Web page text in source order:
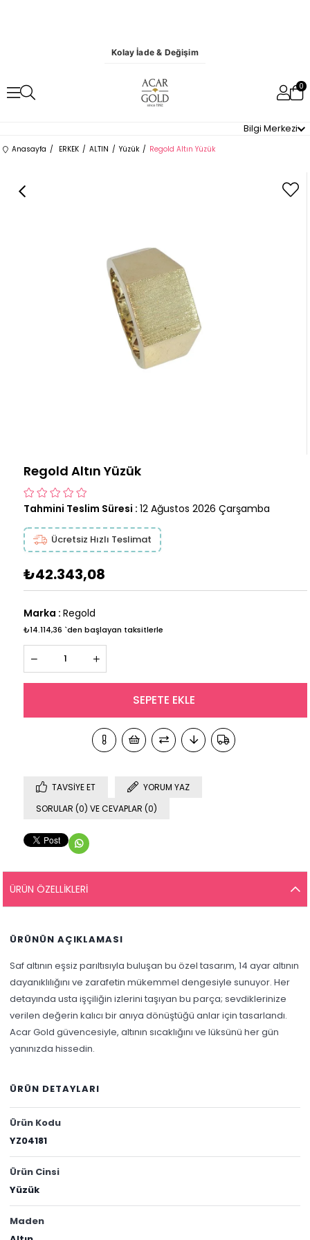
Kolay İade & Değişim
0
Bilgi Merkezi
Anasayfa ERKEK ALTIN Yüzük Regold Altın Yüzük
Regold Altın Yüzük
Tahmini Teslim Süresi : 12 Ağustos 2026 Çarşamba
Ücretsiz Hızlı Teslimat
₺42.343,08
Marka : Regold
₺14.114,36 `den başlayan taksitlerle
TAVSIYE ET
YORUM YAZ
SORULAR (0) VE CEVAPLAR (0)
ÜRÜN ÖZELLIKLERI
ÜRÜNÜN AÇIKLAMASI
Saf altının eşsiz parıltısıyla buluşan bu özel tasarım, 14 ayar altının
dayanıklılığını ve zarafetin mükemmel dengesiyle sunuyor. Her
detayında usta işçiliğin izlerini taşıyan bu parça; sevdiklerinize
verilen değerin kalıcı bir anıya dönüştüğü anlar için tasarlandı.
Acar Gold güvencesiyle, altının sıcaklığını ve lüksünü her gün
yanınızda hissedin.
ÜRÜN DETAYLARI
Ürün Kodu
YZ04181
Ürün Cinsi
Yüzük
Maden